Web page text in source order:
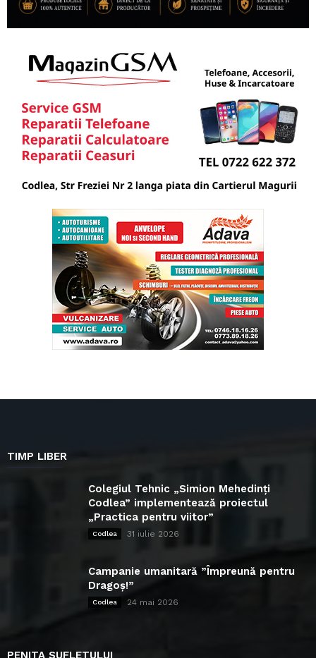
TIMP LIBER
Colegiul Tehnic „Simion Mehedinți
Codlea” implementează proiectul
„Practica pentru viitor”
Codlea 31 iulie 2026
Campanie umanitară ”Împreună pentru
Dragoș!”
Codlea 24 mai 2026
PENITA SUFLETULUI